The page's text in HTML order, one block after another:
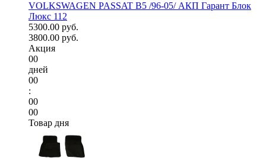
VOLKSWAGEN PASSAT B5 /96-05/ АКП Гарант Блок
Люкс 112
5300.00 руб.
3800.00 руб.
Акция
00
дней
00
:
00
00
Товар дня